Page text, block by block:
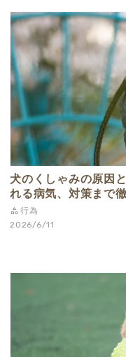
犬のくしゃみの原因
れる病気、対策まで
行為
2026/6/11